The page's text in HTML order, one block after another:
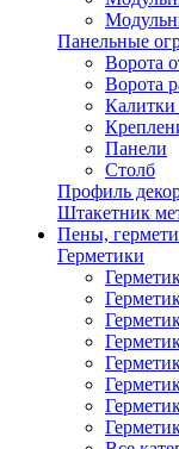
Панельные
Ворота
Ворота
Калитки
Панели
Столб
Профиль
Штакетник
Пены,
Герметики